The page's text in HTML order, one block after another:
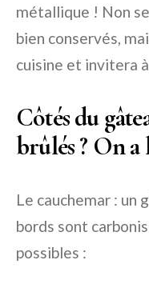
métallique ! Non
bien conservés,
cuisine et invitera
Côtés du
brûlés ? On
Le cauchemar : un
bords sont
possibles :